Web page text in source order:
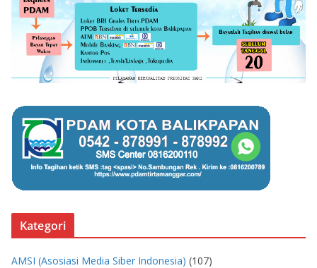
Kategori
AMSI (Asosiasi Media Siber Indonesia) (107)